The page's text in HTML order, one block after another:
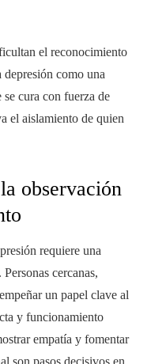
el reconocimiento
como una
cura con fuerza de
el aislamiento de quien
observación
requiere una
cercanas,
un papel clave al
y funcionamiento
empatía y fomentar
son pasos decisivos en